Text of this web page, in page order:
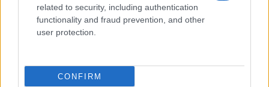
related to security, including authentication
functionality and fraud prevention, and other
user protection.
CONFIRM
Andrea Innocenti · 5 Ago 2026
NEWS